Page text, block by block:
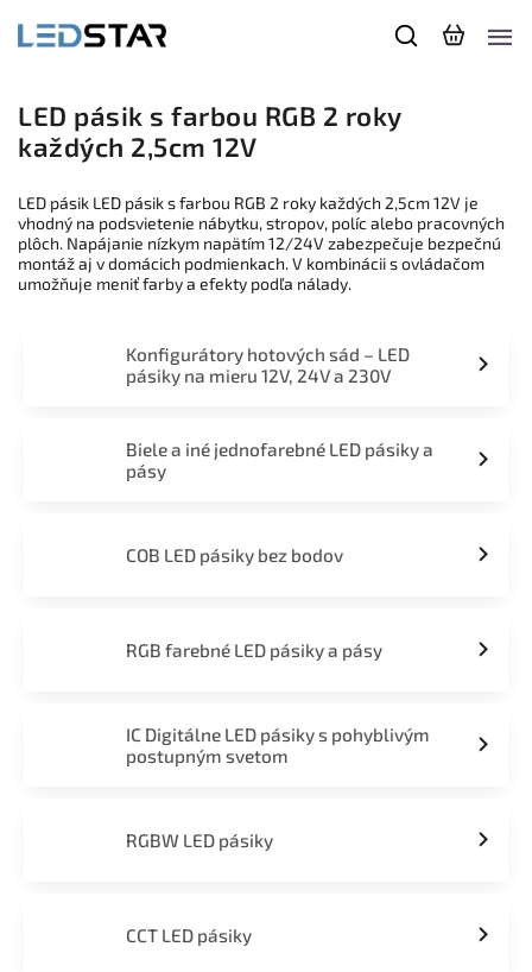
LED pásik s farbou RGB 2 roky
každých 2,5cm 12V
LED pásik LED pásik s farbou RGB 2 roky každých 2,5cm 12V je
vhodný na podsvietenie nábytku, stropov, políc alebo pracovných
plôch. Napájanie nízkym napätím 12/24V zabezpečuje bezpečnú
montáž aj v domácich podmienkach. V kombinácii s ovládačom
umožňuje meniť farby a efekty podľa nálady.
Konfigurátory hotových sád – LED
pásiky na mieru 12V, 24V a 230V
Biele a iné jednofarebné LED pásiky a
pásy
COB LED pásiky bez bodov
RGB farebné LED pásiky a pásy
IC Digitálne LED pásiky s pohyblivým
postupným svetom
RGBW LED pásiky
CCT LED pásiky